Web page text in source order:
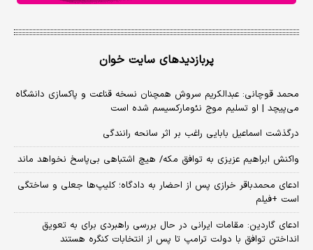
پربازدیدهای سایت خوان
محمد قوچانی: عبدالکریم سروش همچنان نسخه قناعت و پاکسازی دانشگاه
می‌پیچد | او تسلیم موج نئومارکسیسم شده است
درگذشت اسماعیل بابایی راغب بر اثر سانحه رانندگی
واکنش ابراهیم عزیزی به توافق مکه/ هیچ اشتباهی بی‌پاسخ نخواهد ماند
ادعای محمدباقر خرازی پس از احضار به دادگاه؛ کلیپ‌ها جعلی و ساختگی
است +فیلم
ادعای گاردین: مقامات ایرانی در حال بررسی راهبردی برای به تعویق
انداختن توافق با دولت ترامپ تا پس از انتخابات کنگره هستند